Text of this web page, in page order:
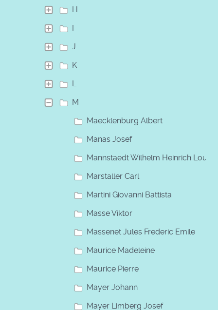
H
I
J
K
L
M
Maecklenburg Albert
Manas Josef
Mannstaedt Wilhelm Heinrich Louis
Marstaller Carl
Martini Giovanni Battista
Masse Viktor
Massenet Jules Frederic Emile
Maurice Madeleine
Maurice Pierre
Mayer Johann
Mayer Limberg Josef